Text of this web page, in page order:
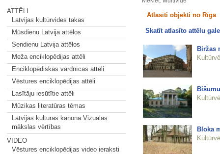
ATTĒLI
Latvijas kultūrvides takas
Mūsdienu Latvija attēlos
Sendienu Latvija attēlos
Meža enciklopēdijas attēli
Enciklopēdiskās vārdnīcas attēli
Vēstures enciklopēdijas attēli
Lasītāju iesūtītie attēli
Mūzikas literatūras tēmas
Latvijas kultūras kanona Vizuālās
mākslas vērtības
VIDEO
Vēstures enciklopēdijas video ieraksti
Atlasīti objekti no Rīga
Skatīt atlasīto attēlu
Biržas
Bloka